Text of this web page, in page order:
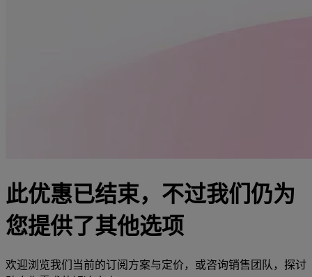
此优惠已结束，不过我们仍为
您提供了其他选项
欢迎浏览我们当前的订阅方案与定价，或咨询销售团队，探讨